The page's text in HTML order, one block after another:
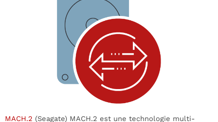
MACH.2 (Seagate) MACH.2 est une technologie multi-